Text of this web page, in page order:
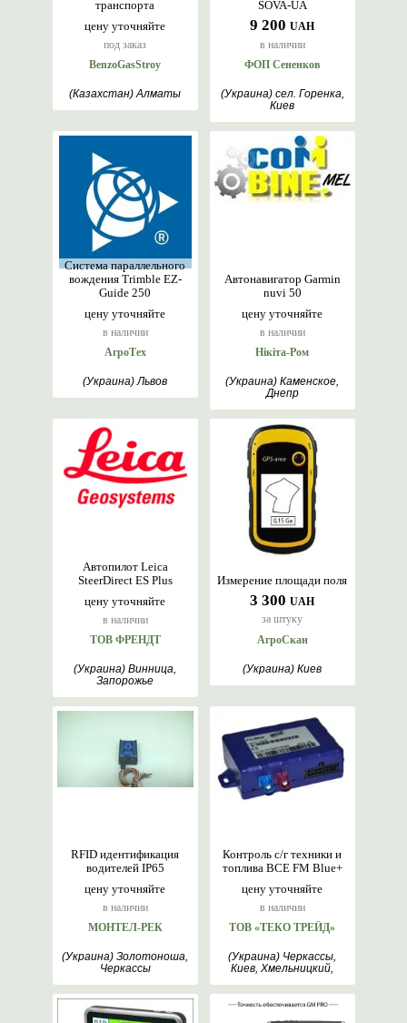
цену уточняйте
под заказ
транспорта
BenzoGasStroy
(Казахстан) Алматы
9 200 UAH
в наличии
SOVA-UA
ФОП Сененков
(Украина) сел. Горенка,
Киев
цену уточняйте
в наличии
Система параллельного
вождения Trimble EZ-
Guide 250
АгроТех
(Украина) Львов
цену уточняйте
в наличии
Автонавигатор Garmin
nuvi 50
Нікіта-Ром
(Украина) Каменское,
Днепр
цену уточняйте
в наличии
Автопилот Leica
SteerDirect ES Plus
ТОВ ФРЕНДТ
(Украина) Винница,
Запорожье
3 300 UAH
за штуку
Измерение площади поля
АгроСкан
(Украина) Киев
цену уточняйте
в наличии
RFID идентификация
водителей IP65
МОНТЕЛ-РЕК
(Украина) Золотоноша,
Черкассы
цену уточняйте
в наличии
Контроль с/г техники и
топлива BCE FM Blue+
ТОВ «ТЕКО ТРЕЙД»
(Украина) Черкассы,
Киев, Хмельницкий,